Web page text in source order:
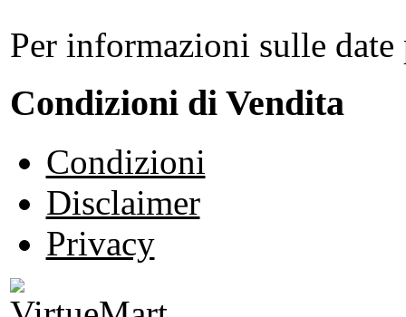
Per informazioni sulle
Condizioni di Vendita
Condizioni
Disclaimer
Privacy